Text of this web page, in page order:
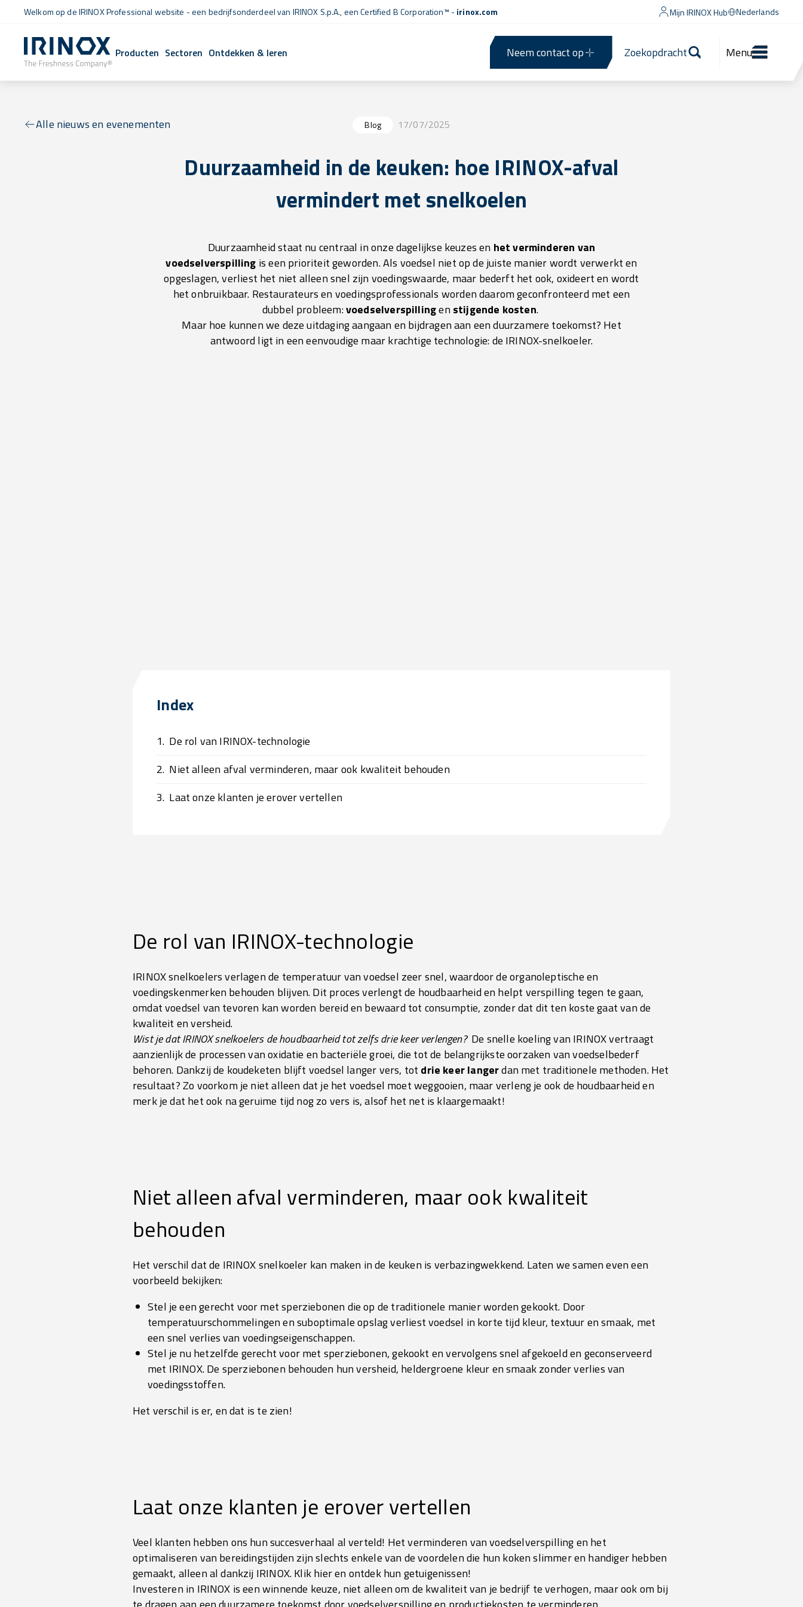
Welkom op de IRINOX Professional website - een bedrijfsonderdeel van IRINOX S.p.A., eenCertified B Corporation™ -irinox.com Mijn IRINOX Hub Nederlands
Producten Sectoren Ontdekken & leren Neem contact op Zoekopdracht Menu
Alle nieuws en evenementen Blog 17/07/2025
Duurzaamheid in de keuken: hoe IRINOX-afval
vermindert met snelkoelen
Duurzaamheid staat nu centraal in onze dagelijkse keuzes en het verminderen van
voedselverspilling is een prioriteit geworden. Als voedsel niet op de juiste manier wordt verwerkt en
opgeslagen, verliest het niet alleen snel zijn voedingswaarde, maar bederft het ook, oxideert en wordt
het onbruikbaar. Restaurateurs en voedingsprofessionals worden daarom geconfronteerd met een
dubbel probleem:voedselverspillingen stijgende kosten.
Maar hoe kunnen we deze uitdaging aangaan en bijdragen aan een duurzamere toekomst? Het
antwoord ligt in een eenvoudige maar krachtige technologie:de IRINOX-snelkoeler.
Index
1. De rol van IRINOX-technologie
2. Niet alleen afval verminderen, maar ook kwaliteit behouden
3. Laat onze klanten je erover vertellen
De rol van IRINOX-technologie
IRINOX snelkoelers verlagen de temperatuur van voedsel zeer snel, waardoor de organoleptische en
voedingskenmerken behouden blijven. Dit proces verlengt de houdbaarheid en helpt verspilling tegen te gaan,
omdat voedsel van tevoren kan worden bereid en bewaard tot consumptie, zonder dat dit ten koste gaat van de
kwaliteit en versheid.
Wist je dat IRINOX snelkoelers de houdbaarheid tot zelfs drie keer verlengen? De snelle koeling van IRINOX vertraagt
aanzienlijk de processen van oxidatie en bacteriële groei, die tot de belangrijkste oorzaken van voedselbederf
behoren. Dankzij de koudeketen blijft voedsel langer vers, tot drie keer langerdan met traditionele methoden. Het
resultaat? Zo voorkom je niet alleen dat je het voedsel moet weggooien, maar verleng je ook de houdbaarheid en
merk je dat het ook na geruime tijd nog zo vers is, alsof het net is klaargemaakt!
Niet alleen afval verminderen, maar ook kwaliteit
behouden
Het verschil dat de IRINOX snelkoeler kan maken in de keuken is verbazingwekkend. Laten we samen even een
voorbeeld bekijken:
Stel je een gerecht voor met sperziebonen die op de traditionele manier worden gekookt. Door
temperatuurschommelingen en suboptimale opslag verliest voedsel in korte tijd kleur, textuur en smaak, met
een snel verlies van voedingseigenschappen.
Stel je nu hetzelfde gerecht voor met sperziebonen, gekookt en vervolgens snel afgekoeld en geconserveerd
met IRINOX. De sperziebonen behouden hun versheid, heldergroene kleur en smaak zonder verlies van
voedingsstoffen.
Het verschil is er, en dat is te zien!
Laat onze klanten je erover vertellen
Veel klanten hebben ons hun succesverhaal al verteld! Het verminderen van voedselverspilling en het
optimaliseren van bereidingstijden zijn slechts enkele van de voordelen die hun koken slimmer en handiger hebben
gemaakt, alleen al dankzij IRINOX.Klik hieren ontdek hun getuigenissen!
Investeren in IRINOX is een winnende keuze, niet alleen om de kwaliteit van je bedrijf te verhogen, maar ook om bij